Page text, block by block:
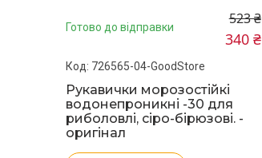
Готово до відправки 523 ₴
340 ₴
726565-04-GoodStore
Рукавички морозостійкі
водонепроникні -30 для
риболовлі, сіро-бірюзові. -
оригінал